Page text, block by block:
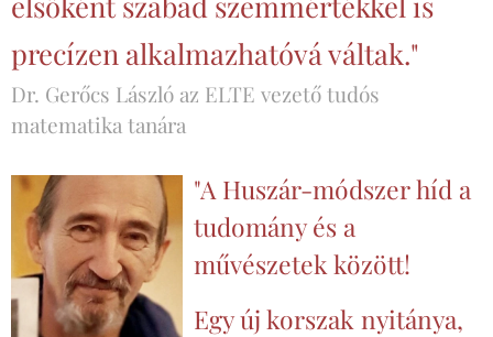
precízen alkalmazhatóvá váltak."
Dr. Gerőcs László az ELTE vezető tudós
matematika tanára
"A Huszár-módszer híd a
tudomány és a
művészetek között!
Egy új korszak nyitánya,